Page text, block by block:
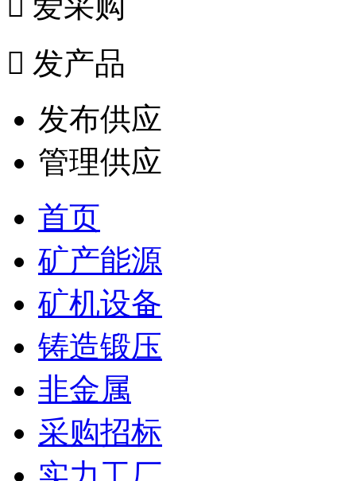
 发产品
发布供应
管理供应
首页
矿产能源
矿机设备
铸造锻压
非金属
采购招标